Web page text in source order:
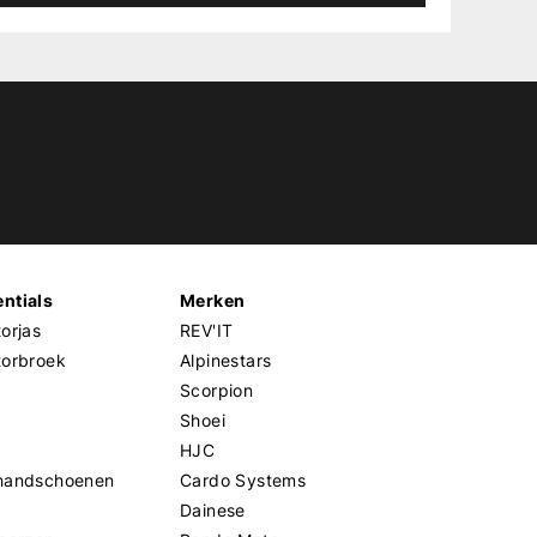
Merken
REV'IT
Alpinestars
Scorpion
Shoei
HJC
Cardo Systems
Dainese